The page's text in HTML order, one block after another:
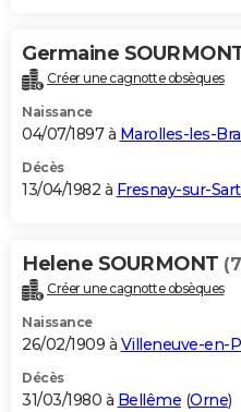
Germaine
Créer une cagnotte obsèques
Naissance
04/07/1897 à Marolles-les-
Décès
13/04/1982 à Fresnay-sur-
Helene SOURMONT
Créer une cagnotte obsèques
Naissance
26/02/1909 à Villeneuve-en-
Décès
31/03/1980 à Bellême (Orne)